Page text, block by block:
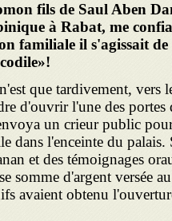
fils de Saul Aben
à Rabat, me
familiale il s'agissait de
que tardivement, vers
d'ouvrir l'une des portes
un crieur public
dans l'enceinte du palais.
et des témoignages
somme d'argent versée
avaient obtenu